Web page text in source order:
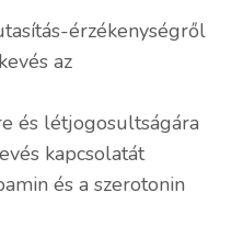
érzékenységről
az
és létjogosultságára
kapcsolatát
és a szerotonin